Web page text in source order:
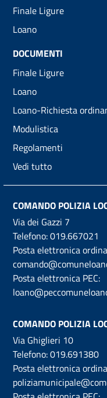
Finale Ligure
Loano
DOCUMENTI
Finale Ligure
Loano
Loano-Richiesta
Modulistica
Regolamenti
Vedi tutto
COMANDO POLIZIA
Via dei Gazzi 7
Telefono:019.667021
Posta elettronica
Posta elettronica PEC:
COMANDO POLIZIA
Via Ghiglieri 10
Telefono:019.691380
Posta elettronica